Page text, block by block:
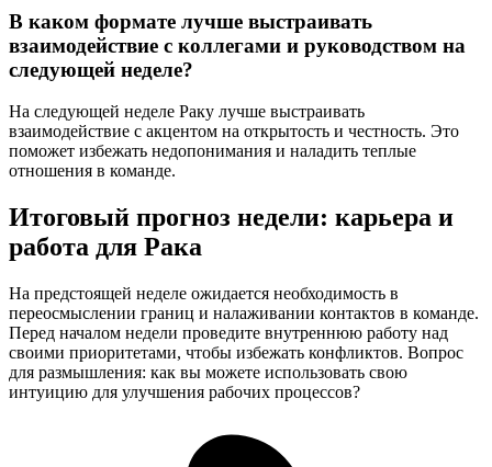
В каком формате лучше выстраивать
взаимодействие с коллегами и руководством на
следующей неделе?
На следующей неделе Раку лучше выстраивать
взаимодействие с акцентом на открытость и честность. Это
поможет избежать недопонимания и наладить теплые
отношения в команде.
Итоговый прогноз недели: карьера и
работа для Рака
На предстоящей неделе ожидается необходимость в
переосмыслении границ и налаживании контактов в команде.
Перед началом недели проведите внутреннюю работу над
своими приоритетами, чтобы избежать конфликтов. Вопрос
для размышления: как вы можете использовать свою
интуицию для улучшения рабочих процессов?